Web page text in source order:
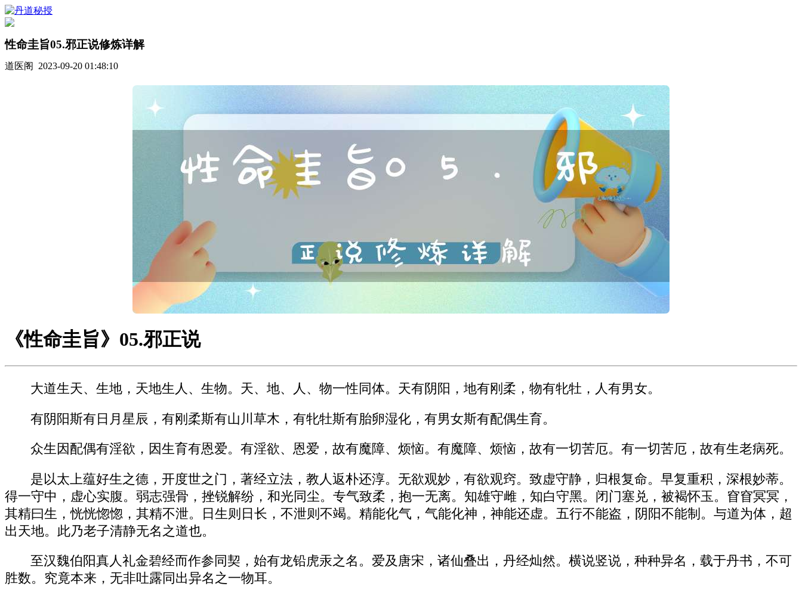
性命圭旨05.邪正说修炼详解
道医阁 2023-09-20 01:48:10
《性命圭旨》05.邪正说
大道生天、生地，天地生人、生物。天、地、人、物一性同体。天有阴阳，地有刚柔，物有牝牡，人有男女。
有阴阳斯有日月星辰，有刚柔斯有山川草木，有牝牡斯有胎卵湿化，有男女斯有配偶生育。
众生因配偶有淫欲，因生育有恩爱。有淫欲、恩爱，故有魔障、烦恼。有魔障、烦恼，故有一切苦厄。有一切苦厄，故有生老病死。
是以太上蕴好生之德，开度世之门，著经立法，教人返朴还淳。无欲观妙，有欲观窍。致虚守静，归根复命。早复重积，深根妙蒂。
得一守中，虚心实腹。弱志强骨，挫锐解纷，和光同尘。专气致柔，抱一无离。知雄守雌，知白守黑。闭门塞兑，被褐怀玉。窅窅冥冥，
其精曰生，恍恍惚惚，其精不泄。日生则日长，不泄则不竭。精能化气，气能化神，神能还虚。五行不能盗，阴阳不能制。与道为体，超
出天地。此乃老子清静无名之道也。
至汉魏伯阳真人礼金碧经而作参同契，始有龙铅虎汞之名。爱及唐宋，诸仙叠出，丹经灿然。横说竖说，种种异名，载于丹书，不可
胜数。究竟本来，无非吐露同出异名之一物耳。